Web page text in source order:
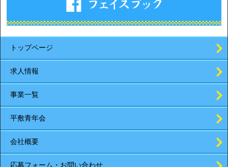
トップページ
求人情報
事業一覧
平敷青年会
会社概要
応募フォーム・お問い合わせ